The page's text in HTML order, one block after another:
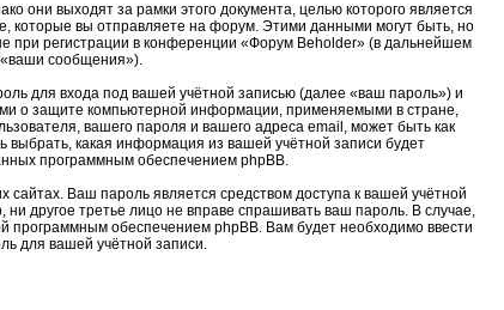
выходят за рамки этого документа, целью которого является
которые вы отправляете на форум. Этими данными могут быть, но
регистрации в конференции «Форум Beholder» (в дальнейшем
«ваши сообщения»).
для входа под вашей учётной записью (далее «ваш пароль») и
о защите компьютерной информации, применяемыми в стране,
вашего пароля и вашего адреса email, может быть как
какая информация из вашей учётной записи будет
программным обеспечением phpBB.
Ваш пароль является средством доступа к вашей учётной
другое третье лицо не вправе спрашивать ваш пароль. В случае,
программным обеспечением phpBB. Вам будет необходимо ввести
для вашей учётной записи.